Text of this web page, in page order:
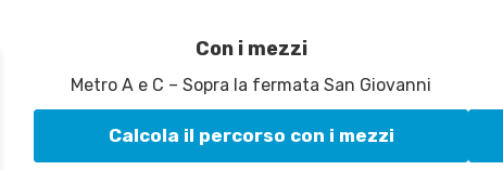
Con i mezzi
Metro A e C – Sopra la fermata San Giovanni
Calcola il percorso con i mezzi